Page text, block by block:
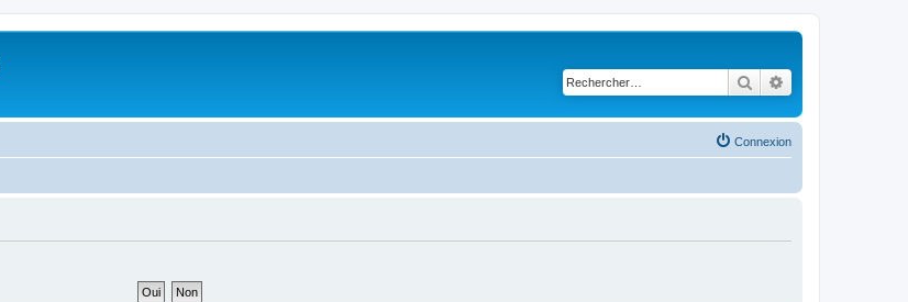
Rechercher
Connexion